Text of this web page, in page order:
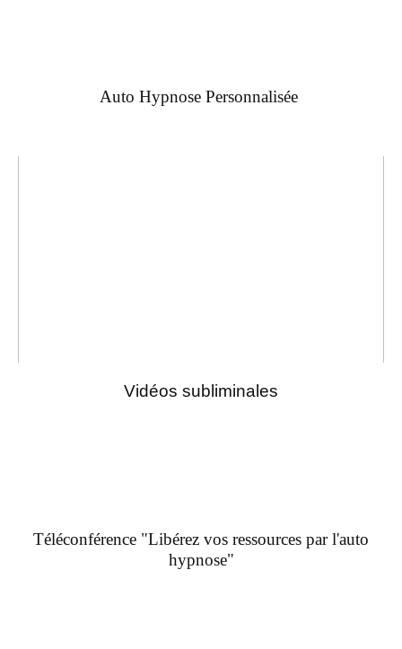
Auto Hypnose Personnalisée
Vidéos subliminales
Téléconférence "Libérez vos ressources par l'auto
hypnose"